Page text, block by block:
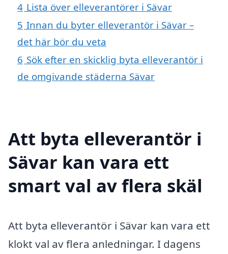
4 Lista över elleverantörer i Sävar
5 Innan du byter elleverantör i Sävar –
det här bör du veta
6 Sök efter en skicklig byta elleverantör i
de omgivande städerna Sävar
Att byta elleverantör i
Sävar kan vara ett
smart val av flera skäl
Att byta elleverantör i Sävar kan vara ett
klokt val av flera anledningar. I dagens